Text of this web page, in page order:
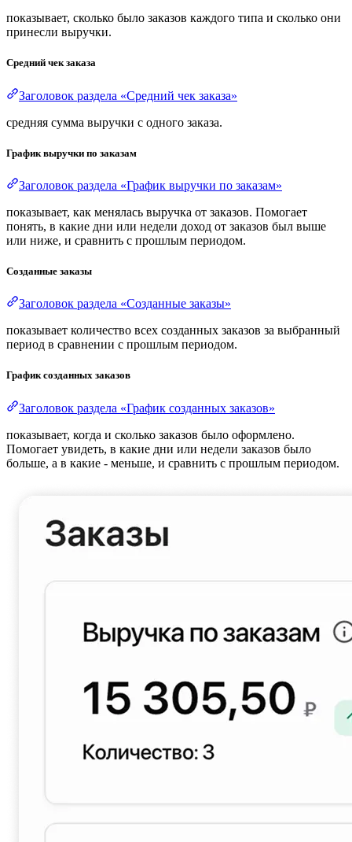
показывает, сколько было заказов каждого типа и сколько они
принесли выручки.
Средний чек заказа
Заголовок раздела «Средний чек заказа»
средняя сумма выручки с одного заказа.
График выручки по заказам
Заголовок раздела «График выручки по заказам»
показывает, как менялась выручка от заказов. Помогает
понять, в какие дни или недели доход от заказов был выше
или ниже, и сравнить с прошлым периодом.
Созданные заказы
Заголовок раздела «Созданные заказы»
показывает количество всех созданных заказов за выбранный
период в сравнении с прошлым периодом.
График созданных заказов
Заголовок раздела «График созданных заказов»
показывает, когда и сколько заказов было оформлено.
Помогает увидеть, в какие дни или недели заказов было
больше, а в какие - меньше, и сравнить с прошлым периодом.